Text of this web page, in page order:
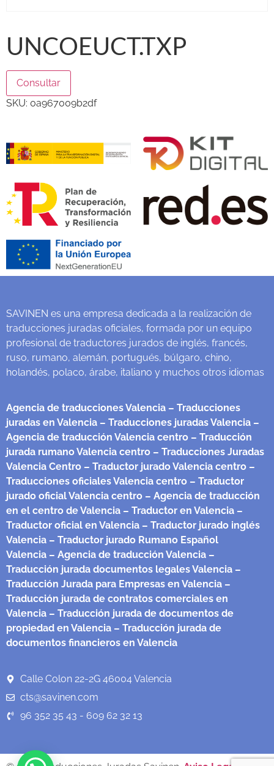
UNCOEUCT.TXP
Consultar
SKU: 0a967009b2df
SAVINEN es una empresa dedicada a la realización de
traducciones juradas oficiales, formada por un equipo
profesional de traductores jurados de inglés, francés,
ruso, rumano, alemán, portugués, búlgaro, chino,
holandés, polaco, árabe, italiano y muchos otros idiomas
Agencia de traducciones Valencia – Traducciones
juradas en Valencia – Traducciones juradas Valencia –
Agencia de traducción Valencia centro – Traducción
jurada rumano Valencia centro – Traducciones Juradas
Valencia Centro – Traductor jurado Valencia centro –
Traducciones oficiales Valencia centro – Traductor
jurado oficial Valencia centro – Agencia de traducción
en el centro de Valencia – Traductor en Valencia –
Traductor oficial en Valencia – Traductor jurado inglés
Valencia – Traductor jurado Rumano Español
Valencia – Agencia de traducción Valencia –
Traducción jurada documentos legales Valencia –
Traducción Jurada para Empresas en Valencia –
Traducción jurada de contratos comerciales en
Valencia – Traducción jurada de documentos de
propiedad en Valencia – Traducción jurada de
documentos financieros en Valencia
Calle Colon 22-2G 46004 Valencia
cts@savinen.com
96 352 35 43 - 609 62 32 13